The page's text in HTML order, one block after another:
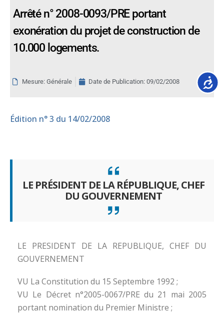
Arrêté n° 2008-0093/PRE portant
exonération du projet de construction de
10.000 logements.
Mesure: Générale Date de Publication: 09/02/2008
Édition n° 3 du 14/02/2008
LE PRÉSIDENT DE LA RÉPUBLIQUE, CHEF
DU GOUVERNEMENT
LE PRESIDENT DE LA REPUBLIQUE, CHEF DU
GOUVERNEMENT
VU La Constitution du 15 Septembre 1992 ;
VU Le Décret n°2005-0067/PRE du 21 mai 2005
portant nomination du Premier Ministre ;